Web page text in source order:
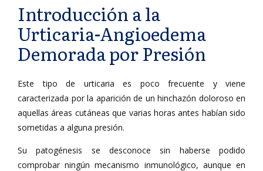
Introducción a la
Urticaria-Angioedema
Demorada por Presión
Este tipo de urticaria es poco frecuente y viene
caracterizada por la aparición de un hinchazón doloroso en
aquellas áreas cutáneas que varias horas antes habían sido
sometidas a alguna presión.
Su patogénesis se desconoce sin haberse podido
comprobar ningún mecanismo inmunológico, aunque en